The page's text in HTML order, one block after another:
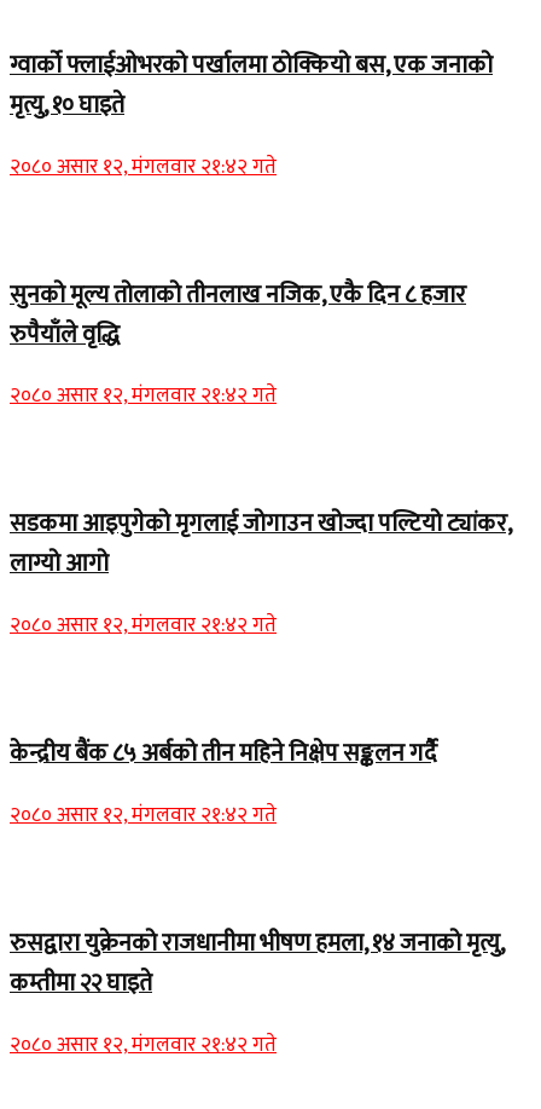
ग्वार्को फ्लाईओभरको पर्खालमा ठोक्कियो बस, एक जनाको
मृत्यु, १० घाइते
२०८० असार १२, मंगलवार २१:४२ गते
सुनको मूल्य तोलाको तीनलाख नजिक, एकै दिन ८ हजार
रुपैयाँले वृद्धि
२०८० असार १२, मंगलवार २१:४२ गते
सडकमा आइपुगेको मृगलाई जोगाउन खोज्दा पल्टियो ट्यांकर,
लाग्यो आगो
२०८० असार १२, मंगलवार २१:४२ गते
केन्द्रीय बैंक ८५ अर्बको तीन महिने निक्षेप सङ्कलन गर्दै
२०८० असार १२, मंगलवार २१:४२ गते
रुसद्वारा युक्रेनको राजधानीमा भीषण हमला, १४ जनाको मृत्यु,
कम्तीमा २२ घाइते
२०८० असार १२, मंगलवार २१:४२ गते